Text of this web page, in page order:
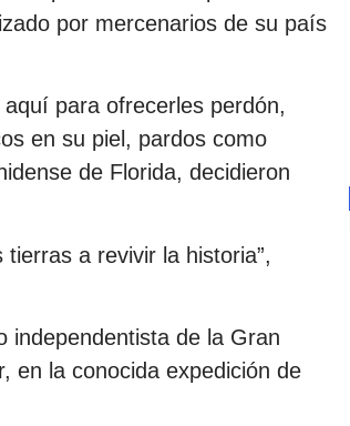
por mercenarios de su país
para ofrecerles perdón,
en su piel, pardos como
de Florida, decidieron
a revivir la historia”,
independentista de la Gran
en la conocida expedición de